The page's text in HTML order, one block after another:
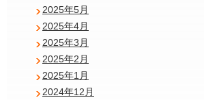
2025年5月
2025年4月
2025年3月
2025年2月
2025年1月
2024年12月